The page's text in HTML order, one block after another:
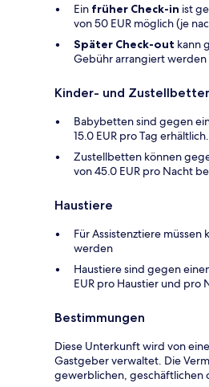
Ein früher Check-in ist
von 50 EUR möglich (je
Später Check-out kann
Gebühr arrangiert
Kinder- und
Babybetten sind gegen
15.0 EUR pro Tag erhältlich.
Zustellbetten können
von 45.0 EUR pro Nacht
Haustiere
Für Assistenztiere
werden
Haustiere sind gegen
EUR pro Haustier und pro
Bestimmungen
Diese Unterkunft wird von
Gastgeber verwaltet. Die
gewerblichen, geschäftlichen